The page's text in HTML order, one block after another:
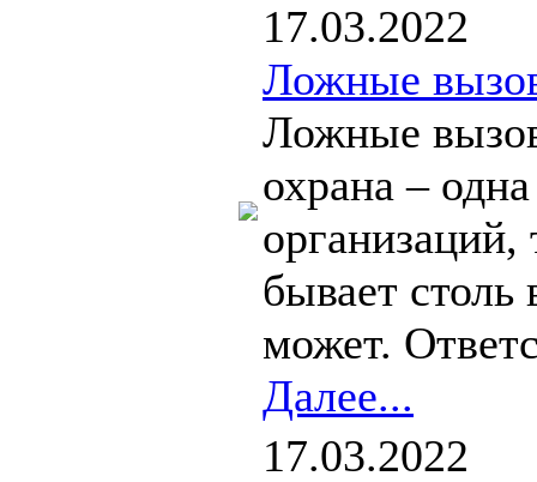
17.03.2022
Ложные
Ложные
охрана –
организаций,
бывает
может.
Далее...
17.03.2022